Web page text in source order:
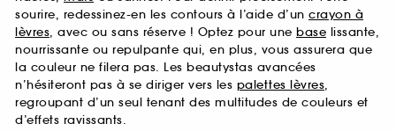
sourire, redessinez-en les contours à l’aide d’un crayon à
lèvres, avec ou sans réserve ! Optez pour une base lissante,
nourrissante ou repulpante qui, en plus, vous assurera que
la couleur ne filera pas. Les beautystas avancées
n’hésiteront pas à se diriger vers les palettes lèvres,
regroupant d’un seul tenant des multitudes de couleurs et
d’effets ravissants.